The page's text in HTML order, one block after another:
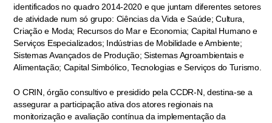
identificados no quadro 2014-2020 e que juntam diferentes setores
de atividade num só grupo: Ciências da Vida e Saúde; Cultura,
Criação e Moda; Recursos do Mar e Economia; Capital Humano e
Serviços Especializados; Indústrias de Mobilidade e Ambiente;
Sistemas Avançados de Produção; Sistemas Agroambientais e
Alimentação; Capital Simbólico, Tecnologias e Serviços do Turismo.
O CRIN, órgão consultivo e presidido pela CCDR-N, destina-se a
assegurar a participação ativa dos atores regionais na
monitorização e avaliação contínua da implementação da